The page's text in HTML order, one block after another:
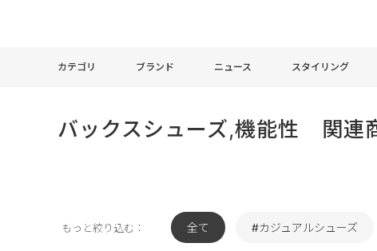
カテゴリ ブランド ニュース スタイリング
バックスシューズ,機能性 関連
もっと絞り込む： 全て #カジュアルシューズ